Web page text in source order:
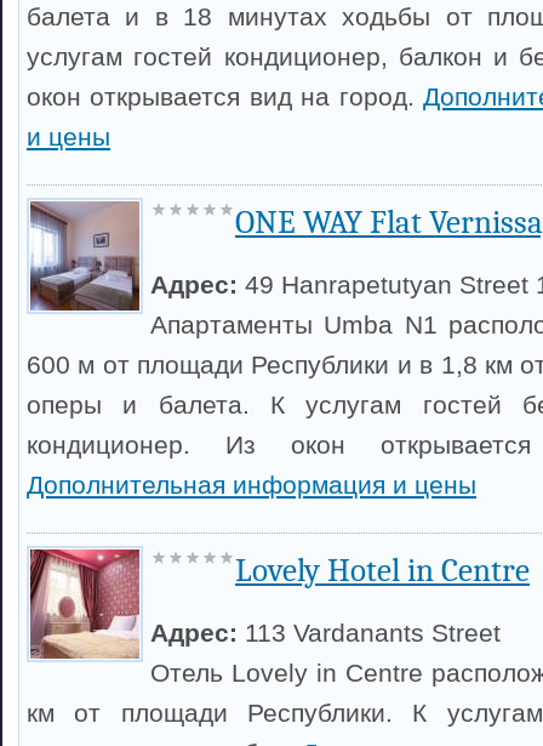
балета и в 18 минутах ходьбы от
услугам гостей кондиционер, балкон и
окон открывается вид на город.
и цены
ONE WAY Flat
Адрес: 49 Hanrapetutyan Street
Апартаменты Umba N1
600 м от площади Республики и в 1,8 км
оперы и балета. К услугам гостей
кондиционер. Из окон
Дополнительная информация и цены
Lovely Hotel in Centre
Адрес: 113 Vardanants Street
Отель Lovely in Centre
км от площади Республики. К